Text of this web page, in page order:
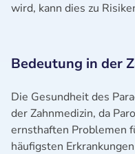
wird, kann dies zu
Bedeutung in der
Die Gesundheit des
der Zahnmedizin, da
ernsthaften Problemen
häufigsten